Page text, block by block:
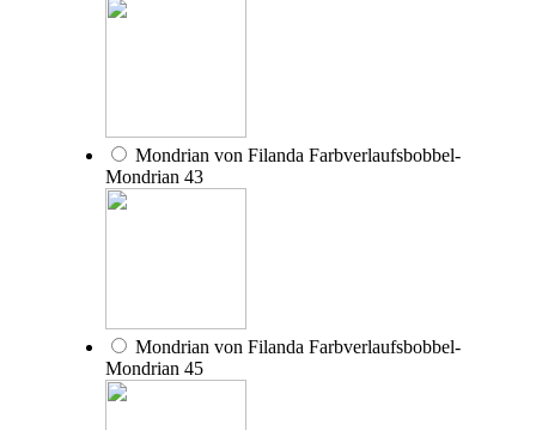
Mondrian von Filanda Farbverlaufsbobbel-
Mondrian 43
Mondrian von Filanda Farbverlaufsbobbel-
Mondrian 45